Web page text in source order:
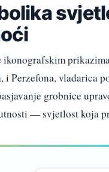
i Perzefona, vladarica
grobnice
— svjetlost koja